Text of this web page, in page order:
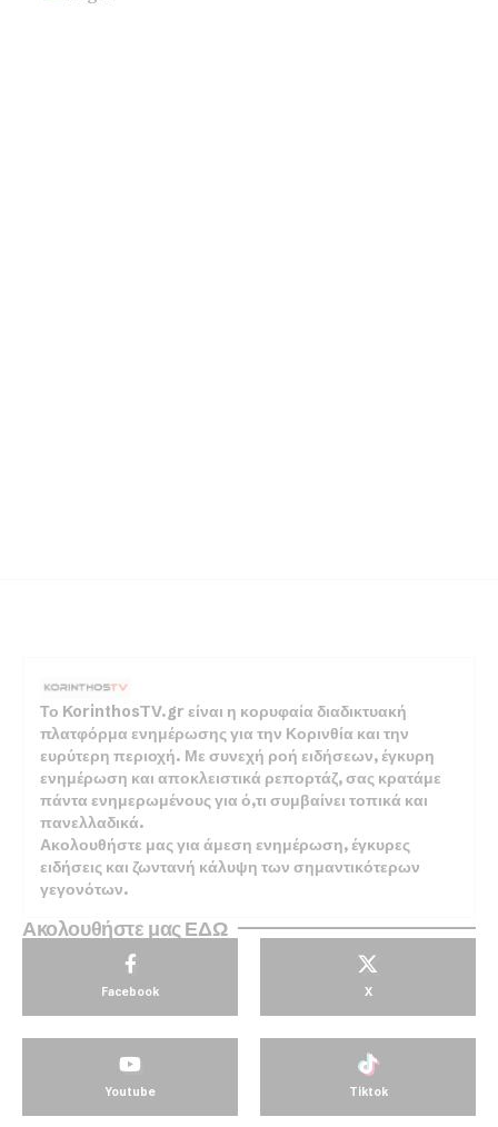
Το KorinthosTV.gr είναι η κορυφαία διαδικτυακή
πλατφόρμα ενημέρωσης για την Κορινθία και την
ευρύτερη περιοχή. Με συνεχή ροή ειδήσεων, έγκυρη
ενημέρωση και αποκλειστικά ρεπορτάζ, σας κρατάμε
πάντα ενημερωμένους για ό,τι συμβαίνει τοπικά και
πανελλαδικά.
Ακολουθήστε μας για άμεση ενημέρωση, έγκυρες
ειδήσεις και ζωντανή κάλυψη των σημαντικότερων
γεγονότων.
Ακολουθήστε μας ΕΔΩ
Facebook X
Youtube Tiktok